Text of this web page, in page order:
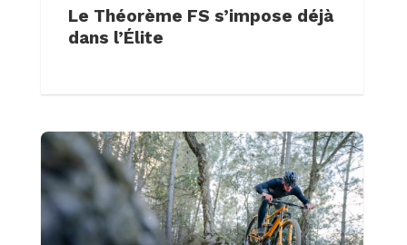
Le Théorème FS s’impose déjà
dans l’Élite